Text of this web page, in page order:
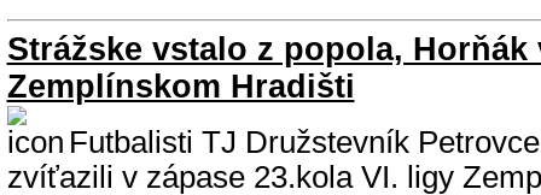
Strážske vstalo z popola, Horňák
Zemplínskom Hradišti
Futbalisti TJ Družstevník
zvíťazili v zápase 23.kola VI. ligy